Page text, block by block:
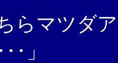
ちらマツダ
･」